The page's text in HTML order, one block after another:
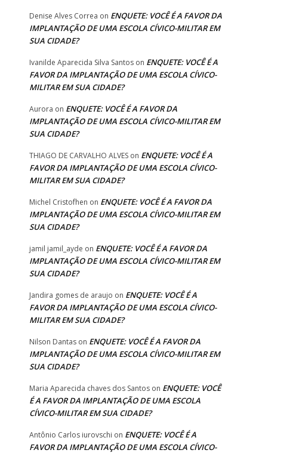
Denise Alves Correa on ENQUETE: VOCÊ É A FAVOR DA
IMPLANTAÇÃO DE UMA ESCOLA CÍVICO-MILITAR EM
SUA CIDADE?
Ivanilde Aparecida Silva Santos on ENQUETE: VOCÊ É A
FAVOR DA IMPLANTAÇÃO DE UMA ESCOLA CÍVICO-
MILITAR EM SUA CIDADE?
Aurora on ENQUETE: VOCÊ É A FAVOR DA
IMPLANTAÇÃO DE UMA ESCOLA CÍVICO-MILITAR EM
SUA CIDADE?
THIAGO DE CARVALHO ALVES on ENQUETE: VOCÊ É A
FAVOR DA IMPLANTAÇÃO DE UMA ESCOLA CÍVICO-
MILITAR EM SUA CIDADE?
Michel Cristofhen on ENQUETE: VOCÊ É A FAVOR DA
IMPLANTAÇÃO DE UMA ESCOLA CÍVICO-MILITAR EM
SUA CIDADE?
jamil jamil_ayde on ENQUETE: VOCÊ É A FAVOR DA
IMPLANTAÇÃO DE UMA ESCOLA CÍVICO-MILITAR EM
SUA CIDADE?
Jandira gomes de araujo on ENQUETE: VOCÊ É A
FAVOR DA IMPLANTAÇÃO DE UMA ESCOLA CÍVICO-
MILITAR EM SUA CIDADE?
Nilson Dantas on ENQUETE: VOCÊ É A FAVOR DA
IMPLANTAÇÃO DE UMA ESCOLA CÍVICO-MILITAR EM
SUA CIDADE?
Maria Aparecida chaves dos Santos on ENQUETE: VOCÊ
É A FAVOR DA IMPLANTAÇÃO DE UMA ESCOLA
CÍVICO-MILITAR EM SUA CIDADE?
Antônio Carlos iurovschi on ENQUETE: VOCÊ É A
FAVOR DA IMPLANTAÇÃO DE UMA ESCOLA CÍVICO-